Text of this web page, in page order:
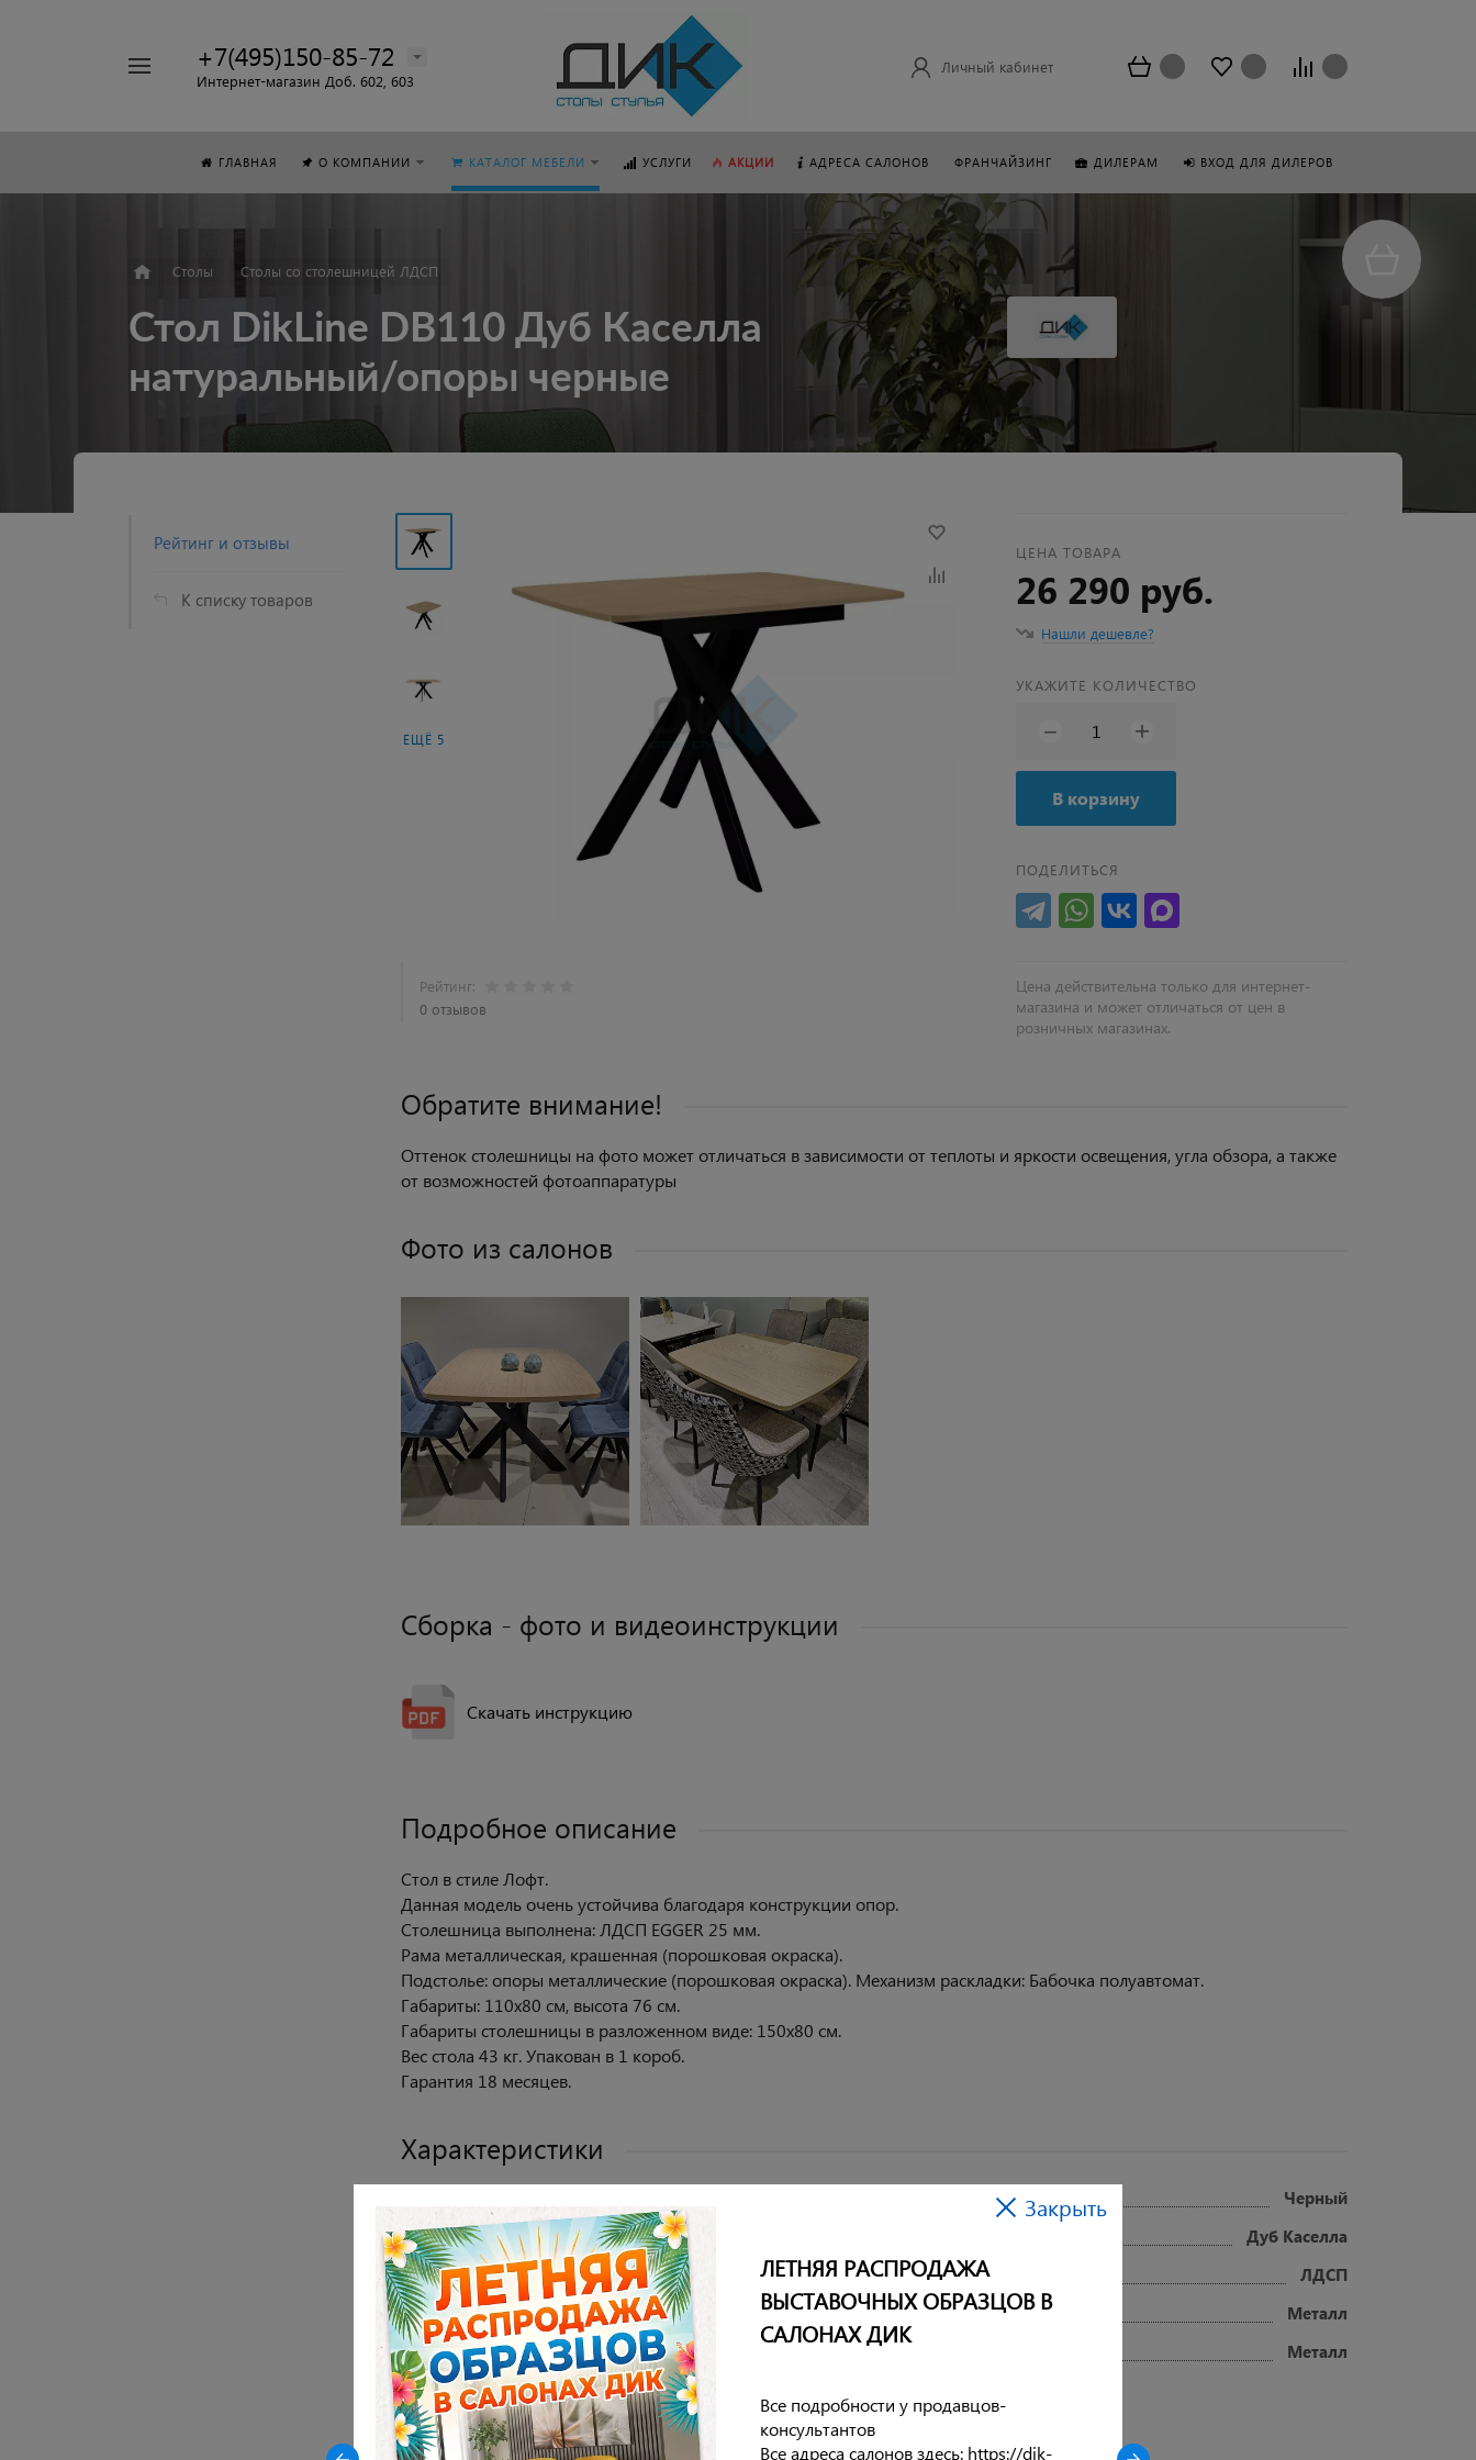
+7(495)150-85-72
Интернет-магазин Доб. 602, 603
Личный кабинет
ГЛАВНАЯ О КОМПАНИИ КАТАЛОГ МЕБЕЛИ УСЛУГИ АКЦИИ АДРЕСА САЛОНОВ ФРАНЧАЙЗИНГ ДИЛЕРАМ ВХОД ДЛЯ ДИЛЕРОВ
Столы Столы со столешницей ЛДСП
Стол DikLine DB110 Дуб Каселла
натуральный/опоры черные
Рейтинг и отзывы
К списку товаров
ЕЩЁ 5
Рейтинг:
0 отзывов
ЦЕНА ТОВАРА
26 290 руб.
Нашли дешевле?
УКАЖИТЕ КОЛИЧЕСТВО
− +
В корзину
ПОДЕЛИТЬСЯ
Цена действительна только для интернет-
магазина и может отличаться от цен в
розничных магазинах.
Обратите внимание!
Оттенок столешницы на фото может отличаться в зависимости от теплоты и яркости освещения, угла обзора, а также
от возможностей фотоаппаратуры
Фото из салонов
Сборка - фото и видеоинструкции
Скачать инструкцию
Подробное описание
Стол в стиле Лофт.
Данная модель очень устойчива благодаря конструкции опор.
Столешница выполнена: ЛДСП EGGER 25 мм.
Рама металлическая, крашенная (порошковая окраска).
Подстолье: опоры металлические (порошковая окраска). Механизм раскладки: Бабочка полуавтомат.
Габариты: 110х80 см, высота 76 см.
Габариты столешницы в разложенном виде: 150х80 см.
Вес стола 43 кг. Упакован в 1 короб.
Гарантия 18 месяцев.
Характеристики
Черный
Цвет столешницы
Дуб Каселла
Материал столешницы
ЛДСП
Материал опор
Металл
Материал каркаса
Металл
Показать все
Закрыть
ЛЕТНЯЯ РАСПРОДАЖА
ВЫСТАВОЧНЫХ ОБРАЗЦОВ В
САЛОНАХ ДИК
Все подробности у продавцов-
консультантов
Все адреса салонов здесь: https://dik-